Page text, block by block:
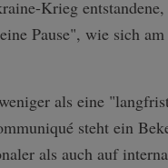
Krieg
Pause", wie sich am
als eine
steht ein
als auch auf